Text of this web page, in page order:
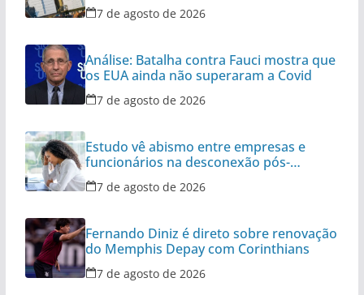
7 de agosto de 2026
Análise: Batalha contra Fauci mostra que
os EUA ainda não superaram a Covid
7 de agosto de 2026
Estudo vê abismo entre empresas e
funcionários na desconexão pós-
expediente
7 de agosto de 2026
Fernando Diniz é direto sobre renovação
do Memphis Depay com Corinthians
7 de agosto de 2026